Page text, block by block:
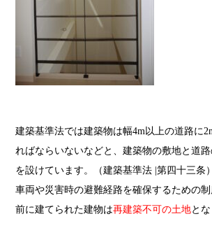
建築基準法では建築物は幅4m以上の道路に
ればならいないなどと、建築物の敷地と道
を設けています。（建築基準法 |第四十三条
車両や災害時の避難経路を確保するための
前に建てられた建物は再建築不可の土地とな